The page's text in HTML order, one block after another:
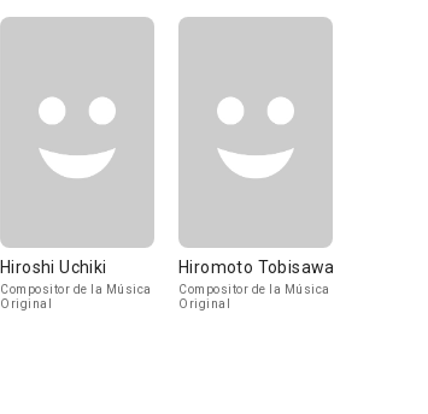
Hiroshi Uchiki
Compositor de la Música
Original
Hiromoto Tobisawa
Compositor de la Música
Original